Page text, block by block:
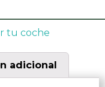
tu coche
adicional